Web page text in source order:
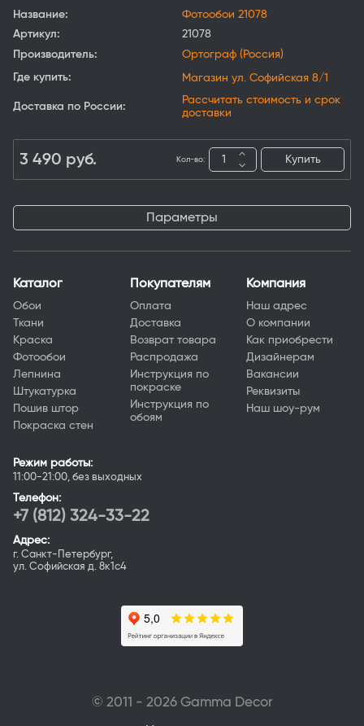
Название:
Фотообои 21078
Артикул:
21078
Производитель:
Ортограф (Россия)
Где купить:
Магазин ул. Софийская 8/1
Доставка по России:
Рассчитать стоимость и срок
доставки
3 490 руб. Кол-во: Купить
Параметры
Каталог
Обои
Ткани
Краска
Фотообои
Лепнина
Штукатурка
Пошив штор
Покраска стен
Покупателям
Оплата
Доставка
Возврат товара
Распродажа
Инструкция по
покраске
Инструкция по
обоям
Компания
Наш адрес
О компании
Как приобрести
Дизайнерам
Вакансии
Реквизиты
Наш шоу-рум
Режим работы:
11:00-21:00, без выходных
Телефон:
+7 (812) 324-33-22
Адрес:
г. Санкт-Петербург,
ул. Софийская д. 8к1с4
© 2011 - 2026 Gamma Deсor